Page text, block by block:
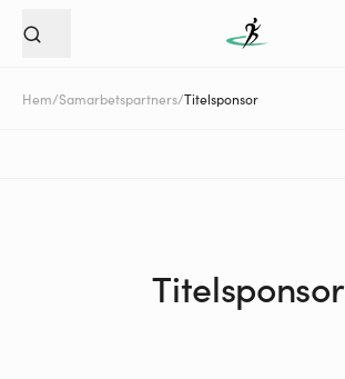
Hem/Samarbetspartners/Titelsponsor
Titelsponsor